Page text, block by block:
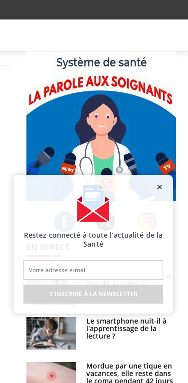
Facebook Twitter Instagram
que dit la science
Le smartphone nuit-il à
l'apprentissage de la
lecture ?
Mordue par une tique en
vacances, elle reste dans
le coma pendant 42 jours
Restez connecté à toute l’actualité de la
Santé
S'INSCRIRE À LA NEWSLETTER